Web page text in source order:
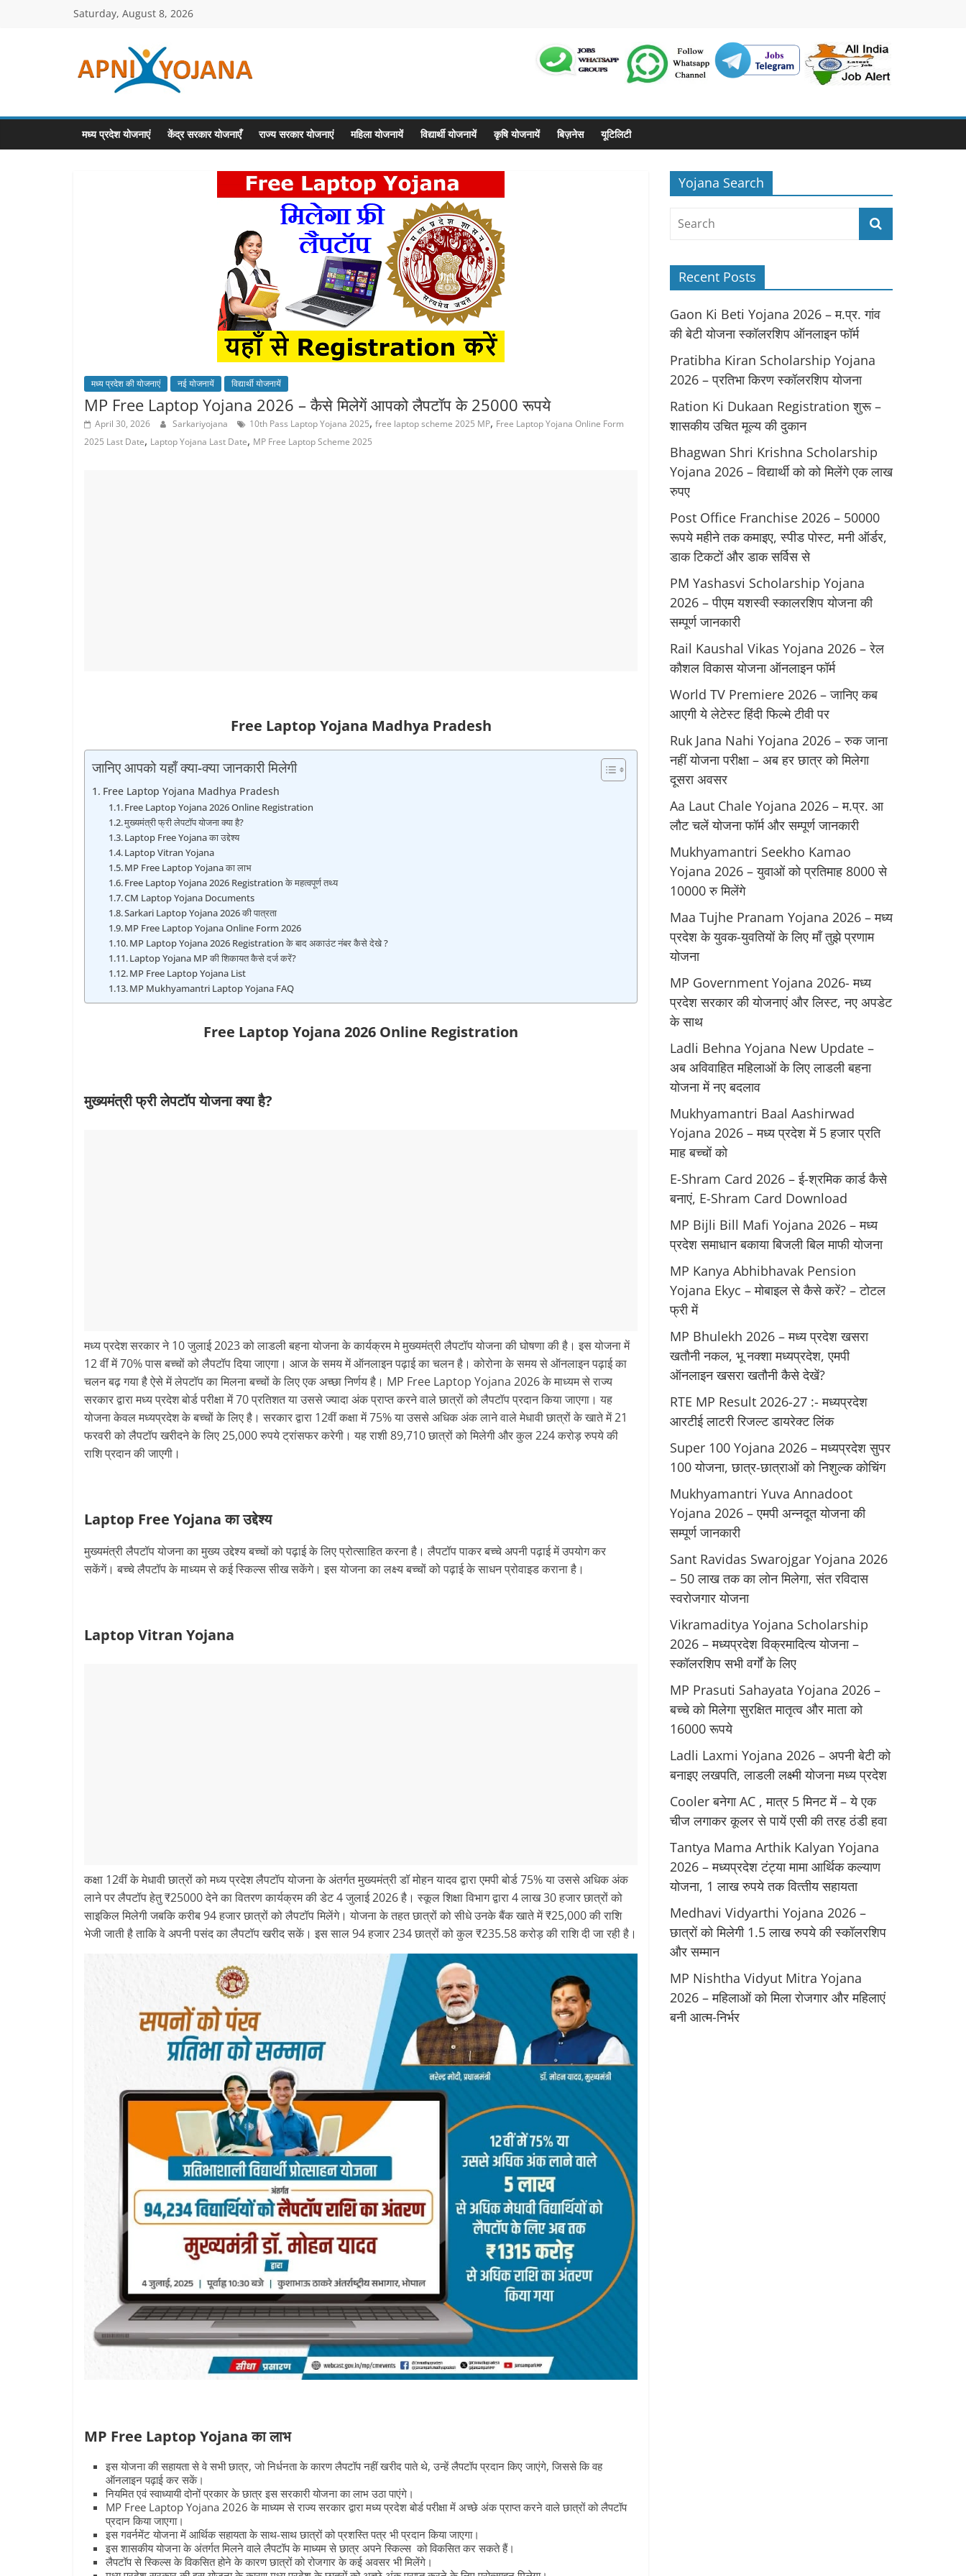
Saturday, August 8, 2026
ApniYojana.com
सरकारी
योजनाएँ,
प्रधानमंत्री
मध्य प्रदेश योजनाएं केंद्र सरकार योजनाएँ राज्य सरकार योजनाएं महिला योजनायें विद्यार्थी योजनायें कृषि योजनायें बिज़नेस यूटिलिटी
मध्य प्रदेश की योजनाएं नई योजनायें विद्यार्थी योजनायें
MP Free Laptop Yojana 2026 – कैसे मिलेगें आपको लैपटॉप के 25000 रूपये
April 30, 2026 Sarkariyojana 10th Pass Laptop Yojana 2025, free laptop scheme 2025 MP, Free Laptop Yojana Online Form
2025 Last Date, Laptop Yojana Last Date, MP Free Laptop Scheme 2025
Free Laptop Yojana Madhya Pradesh
जानिए आपको यहाँ क्या-क्या जानकारी मिलेगी
Free Laptop Yojana Madhya Pradesh
Free Laptop Yojana 2026 Online Registration
मुख्‍यमंत्री फ्री लेपटाॅप योजना क्‍या है?
Laptop Free Yojana का उद्देश्‍य
Laptop Vitran Yojana
MP Free Laptop Yojana का लाभ
Free Laptop Yojana 2026 Registration के महत्‍वपूर्ण तथ्‍य
CM Laptop Yojana Documents
Sarkari Laptop Yojana 2026 की पात्रता
MP Free Laptop Yojana Online Form 2026
MP Laptop Yojana 2026 Registration के बाद अकाउंट नंबर कैसे देखे ?
Laptop Yojana MP की शिकायत कैसे दर्ज करें?
MP Free Laptop Yojana List
MP Mukhyamantri Laptop Yojana FAQ
Free Laptop Yojana 2026 Online Registration
मुख्‍यमंत्री फ्री लेपटाॅप योजना क्‍या है?
मध्य प्रदेश सरकार ने 10 जुलाई 2023 को लाडली बहना योजना के कार्यक्रम मे मुख्‍यमंत्री लैपटॉप योजना की घोषणा की है। इस योजना में
12 वींं में 70% पास बच्‍चों को लैपटॉप दिया जाएगा। आज के समय में ऑनलाइन पढ़ाई का चलन है। कोरोना के समय से ऑनलाइन पढ़ाई का
चलन बढ़ गया है ऐसे में लेपटॉप का मिलना बच्‍चों के लिए एक अच्‍छा निर्णय है। MP Free Laptop Yojana 2026 के माध्यम से राज्य
सरकार द्वारा मध्य प्रदेश बोर्ड परीक्षा में 70 प्रतिशत या उससे ज्‍यादा अंक प्राप्त करने वाले छात्रों को लैपटॉप प्रदान किया जाएगा। यह
योजना केवल मध्‍यप्रदेश के बच्‍चों के लिए है। सरकार द्वारा 12वीं कक्षा में 75% या उससे अधिक अंक लाने वाले मेधावी छात्रों के खाते में 21
फरवरी को लैपटॉप खरीदने के लिए 25,000 रुपये ट्रांसफर करेगी। यह राशी 89,710 छात्रों को मिलेगी और कुल 224 करोड़ रुपये की
राशि प्रदान की जाएगी।
Laptop Free Yojana का उद्देश्‍य
मुख्‍यमंत्री लैपटॉप योजना का मुख्‍य उद्देश्‍य बच्‍चों को पढ़ाई के लिए प्रोत्‍साहित करना है। लैपटॉप पाकर बच्‍चे अपनी पढ़ाई में उपयोग कर
सकेंगें। बच्‍चे लैपटॉप के माध्‍यम से कई स्किल्‍स सीख सकेंगे। इस योजना का लक्ष्‍य बच्‍चों को पढ़ाई के साधन प्रोवाइड कराना है।
Laptop Vitran Yojana
कक्षा 12वीं के मेधावी छात्रों को मध्य प्रदेश लैपटॉप योजना के अंतर्गत मुख्यमंत्री डॉ मोहन यादव द्वारा एमपी बोर्ड 75% या उससे अधिक अंक
लाने पर लैपटॉप हेतु ₹25000 देने का वितरण कार्यक्रम की डेट 4 जुलाई 2026 है। स्कूल शिक्षा विभाग द्वारा 4 लाख 30 हजार छात्रों को
साइकिल मिलेगी जबकि करीब 94 हजार छात्रों को लैपटॉप मिलेंगे। योजना के तहत छात्रों को सीधे उनके बैंक खाते में ₹25,000 की राशि
भेजी जाती है ताकि वे अपनी पसंद का लैपटॉप खरीद सकें। इस साल 94 हजार 234 छात्रों को कुल ₹235.58 करोड़ की राशि दी जा रही है।
MP Free Laptop Yojana का लाभ
इस योजना की सहायता से वे सभी छात्र, जो निर्धनता के कारण लैपटॉप नहीं खरीद पाते थे, उन्हें लैपटॉप प्रदान किए जाएंगे, जिससे कि वह
ऑनलाइन पढ़ाई कर सकें।
नियमित एवं स्वाध्यायी दोनों प्रकार के छात्र इस सरकारी योजना का लाभ उठा पाएंगे।
MP Free Laptop Yojana 2026 के माध्यम से राज्य सरकार द्वारा मध्य प्रदेश बोर्ड परीक्षा में अच्छे अंक प्राप्त करने वाले छात्रों को लैपटॉप
प्रदान किया जाएगा।
इस गवर्नमेंट योजना में आर्थिक सहायता के साथ-साथ छात्रों को प्रशस्ति पत्र भी प्रदान किया जाएगा।
इस शासकीय योजना के अंतर्गत मिलने वाले लैपटॉप के माध्यम से छात्र अपने स्किल्स को विकसित कर सकते हैं।
लैपटॉप से स्किल्स के विकसित होने के कारण छात्रों को रोजगार के कई अवसर भी मिलेंगे।
Yojana Search
Recent Posts
Gaon Ki Beti Yojana 2026 – म.प्र. गांव
की बेटी योजना स्कॉलरशिप ऑनलाइन फॉर्म
Pratibha Kiran Scholarship Yojana
2026 – प्रतिभा किरण स्कॉलरशिप योजना
Ration Ki Dukaan Registration शुरू –
शासकीय उचित मूल्य की दुकान
Bhagwan Shri Krishna Scholarship
Yojana 2026 – विद्यार्थी को को मिलेंगे एक लाख
रुपए
Post Office Franchise 2026 – 50000
रूपये महीने तक कमाइए, स्पीड पोस्ट, मनी ऑर्डर,
डाक टिकटों और डाक सर्विस से
PM Yashasvi Scholarship Yojana
2026 – पीएम यशस्वी स्कालरशिप योजना की
सम्पूर्ण जानकारी
Rail Kaushal Vikas Yojana 2026 – रेल
कौशल विकास योजना ऑनलाइन फॉर्म
World TV Premiere 2026 – जानिए कब
आएगी ये लेटेस्ट हिंदी फिल्मे टीवी पर
Ruk Jana Nahi Yojana 2026 – रुक जाना
नहीं योजना परीक्षा – अब हर छात्र को मिलेगा
दूसरा अवसर
Aa Laut Chale Yojana 2026 – म.प्र. आ
लौट चलें योजना फॉर्म और सम्पूर्ण जानकारी
Mukhyamantri Seekho Kamao
Yojana 2026 – युवाओं को प्रतिमाह 8000 से
10000 रु मिलेंगे
Maa Tujhe Pranam Yojana 2026 – मध्य
प्रदेश के युवक-युवतियों के लिए मॉं तुझे प्रणाम
योजना
MP Government Yojana 2026- मध्य
प्रदेश सरकार की योजनाएं और लिस्ट, नए अपडेट
के साथ
Ladli Behna Yojana New Update –
अब अविवाहित महिलाओं के लिए लाडली बहना
योजना में नए बदलाव
Mukhyamantri Baal Aashirwad
Yojana 2026 – मध्य प्रदेश में 5 हजार प्रति
माह बच्चों को
E-Shram Card 2026 – ई-श्रमिक कार्ड कैसे
बनाएं, E-Shram Card Download
MP Bijli Bill Mafi Yojana 2026 – मध्य
प्रदेश समाधान बकाया बिजली बिल माफी योजना
MP Kanya Abhibhavak Pension
Yojana Ekyc – मोबाइल से कैसे करें? – टोटल
फ्री में
MP Bhulekh 2026 – मध्य प्रदेश खसरा
खतौनी नकल, भू नक्शा मध्यप्रदेश, एमपी
ऑनलाइन खसरा खतौनी कैसे देखें?
RTE MP Result 2026-27 :- मध्‍यप्रदेश
आरटीई लाटरी रिजल्ट डायरेक्ट लिंक
Super 100 Yojana 2026 – मध्यप्रदेश सुपर
100 योजना, छात्र-छात्राओं को निशुल्क कोचिंग
Mukhyamantri Yuva Annadoot
Yojana 2026 – एमपी अन्नदूत योजना की
सम्पूर्ण जानकारी
Sant Ravidas Swarojgar Yojana 2026
– 50 लाख तक का लोन मिलेगा, संत रविदास
स्वरोजगार योजना
Vikramaditya Yojana Scholarship
2026 – मध्‍यप्रदेश विक्रमादित्‍य योजना –
स्‍कॉलरशिप सभी वर्गों के लिए
MP Prasuti Sahayata Yojana 2026 –
बच्चे को मिलेगा सुरक्षित मातृत्व और माता को
16000 रूपये
Ladli Laxmi Yojana 2026 – अपनी बेटी को
बनाइए लखपति, लाडली लक्ष्मी योजना मध्य प्रदेश
Cooler बनेगा AC , मात्र 5 मिनट में – ये एक
चीज लगाकर कूलर से पायें एसी की तरह ठंडी हवा
Tantya Mama Arthik Kalyan Yojana
2026 – मध्‍यप्रदेश टंट्या मामा आर्थिक कल्‍याण
योजना, 1 लाख रुपये तक वित्‍तीय सहायता
Medhavi Vidyarthi Yojana 2026 –
छात्रों को मिलेगी 1.5 लाख रुपये की स्कॉलरशिप
और सम्मान
MP Nishtha Vidyut Mitra Yojana
2026 – महिलाओं को मिला रोजगार और महिलाएं
बनी आत्म-निर्भर